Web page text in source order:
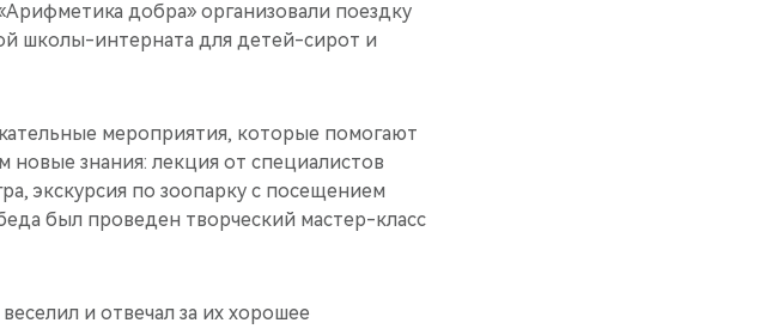
добра» организовали поездку
школы-интерната для детей-сирот и
мероприятия, которые помогают
новые знания: лекция от специалистов
экскурсия по зоопарку с посещением
был проведен творческий мастер-класс
и отвечал за их хорошее